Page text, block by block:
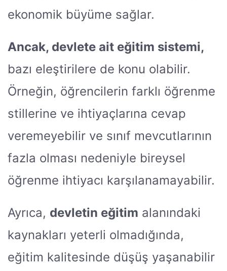
ekonomik büyüme sağlar.
Ancak, devlete ait eğitim sistemi,
bazı eleştirilere de konu olabilir.
Örneğin, öğrencilerin farklı öğrenme
stillerine ve ihtiyaçlarına cevap
veremeyebilir ve sınıf mevcutlarının
fazla olması nedeniyle bireysel
öğrenme ihtiyacı karşılanamayabilir.
Ayrıca, devletin eğitim alanındaki
kaynakları yeterli olmadığında,
eğitim kalitesinde düşüş yaşanabilir